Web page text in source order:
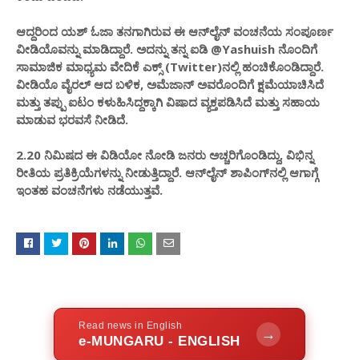
ಆದ್ದರಿಂದ ಯಶ್ ಓಜಾ ತನಗಾಗಿರುವ ಈ ಆನ್‌ಲೈನ್ ವಂಚನೆಯ ಸಂಪೂರ್ಣ
ವೀಡಿಯೊವನ್ನು ಮಾಡಿದ್ದಾರೆ. ಅದನ್ನು ತನ್ನ ಐಡಿ @Yashuish ನೊಂದಿಗೆ
ಸಾಮಾಜಿಕ ಮಾಧ್ಯಮ ವೇದಿಕೆ ಎಕ್ಸ್ (Twitter)ನಲ್ಲಿ ಹಂಚಿಕೊಂಡಿದ್ದಾರೆ.
ವೀಡಿಯೊ ವೈರಲ್ ಆದ ಬಳಿಕ, ಅಮೆಜಾನ್ ಅವರೊಂದಿಗೆ ಕ್ಷಮೆಯಾಚಿಸಿದೆ
ಮತ್ತು ತಪ್ಪು ಐಟಂ ಕಳುಹಿಸಿದ್ದಕ್ಕಾಗಿ ವಿಷಾದ ವ್ಯಕ್ತಪಡಿಸಿದೆ ಮತ್ತು ಸಹಾಯ
ಮಾಡುವ ಭರವಸೆ ನೀಡಿದೆ.
2.20 ನಿಮಿಷದ ಈ ವಿಡಿಯೋ ನೋಡಿ ಜನರು ಅಚ್ಚರಿಗೊಂಡಿದ್ದು, ವಿಭಿನ್ನ
ರೀತಿಯ ಪ್ರತಿಕ್ರಿಯೆಗಳನ್ನು ನೀಡುತ್ತಿದ್ದಾರೆ. ಆನ್‌ಲೈನ್ ಶಾಪಿಂಗ್‌ನಲ್ಲಿ ಆಗಾಗ್ಗೆ
ಇಂತಹ ವಂಚನೆಗಳು ನಡೆಯುತ್ತವೆ.
Read news in English
e-MUNGARU - ENGLISH →